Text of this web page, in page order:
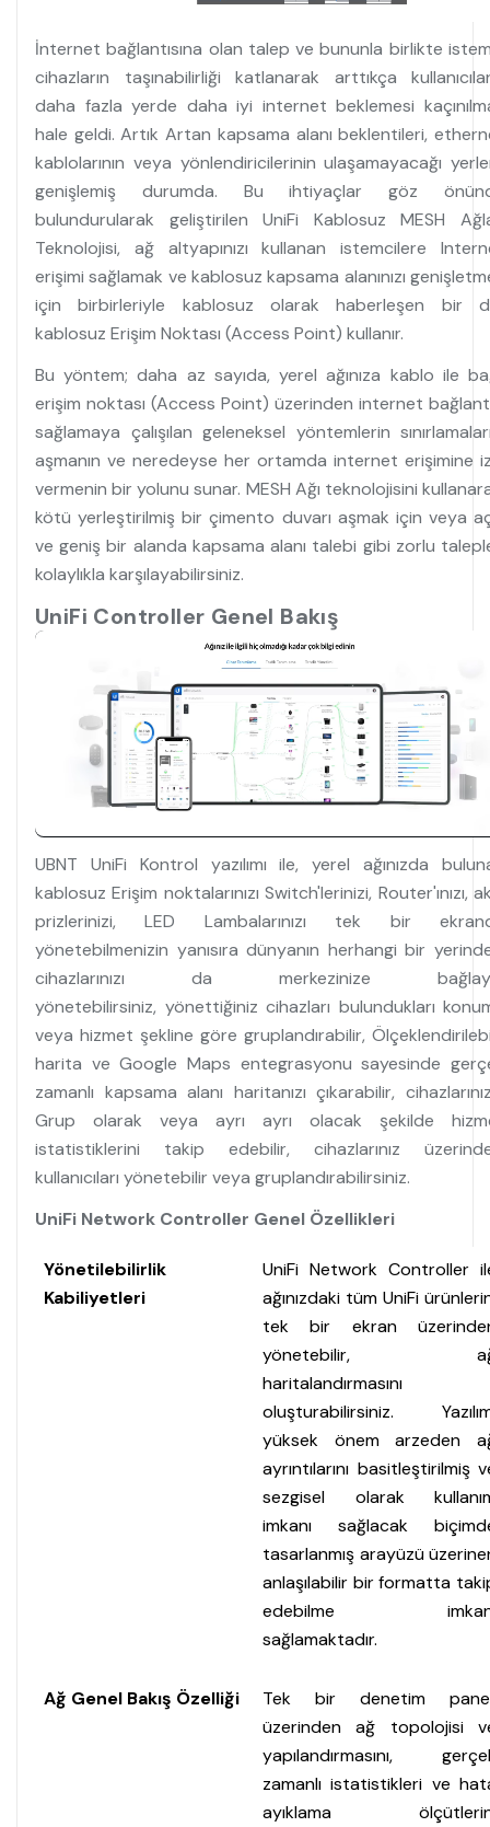
İnternet bağlantısına olan talep ve bununla birlikte
cihazların taşınabilirliği katlanarak arttıkça
daha fazla yerde daha iyi internet beklemesi
hale geldi. Artık Artan kapsama alanı beklentileri,
kablolarının veya yönlendiricilerinin ulaşamayacağı
genişlemiş durumda. Bu ihtiyaçlar göz
bulundurularak geliştirilen UniFi Kablosuz MESH
Teknolojisi, ağ altyapınızı kullanan istemcilere
erişimi sağlamak ve kablosuz kapsama alanınızı
için birbirleriyle kablosuz olarak haberleşen bir
kablosuz Erişim Noktası (Access Point) kullanır.
Bu yöntem; daha az sayıda, yerel ağınıza kablo ile
erişim noktası (Access Point) üzerinden internet
sağlamaya çalışılan geleneksel yöntemlerin
aşmanın ve neredeyse her ortamda internet erişimine
vermenin bir yolunu sunar. MESH Ağı teknolojisini
kötü yerleştirilmiş bir çimento duvarı aşmak için veya
ve geniş bir alanda kapsama alanı talebi gibi zorlu
kolaylıkla karşılayabilirsiniz.
UniFi Controller Genel Bakış
UBNT UniFi Kontrol yazılımı ile, yerel ağınızda
kablosuz Erişim noktalarınızı Switch'lerinizi, Router'ınızı,
prizlerinizi, LED Lambalarınızı tek bir
yönetebilmenizin yanısıra dünyanın herhangi bir
cihazlarınızı da merkezinize
yönetebilirsiniz, yönettiğiniz cihazları bulundukları
veya hizmet şekline göre gruplandırabilir,
harita ve Google Maps entegrasyonu sayesinde
zamanlı kapsama alanı haritanızı çıkarabilir,
Grup olarak veya ayrı ayrı olacak şekilde
istatistiklerini takip edebilir, cihazlarınız
kullanıcıları yönetebilir veya gruplandırabilirsiniz.
UniFi Network Controller Genel Özellikleri
Yönetilebilirlik
Kabiliyetleri
UniFi Network Controller
ağınızdaki tüm UniFi
tek bir ekran
yönetebilir,
haritalandırmasını
oluşturabilirsiniz.
yüksek önem arzeden
ayrıntılarını basitleştirilmiş
sezgisel olarak
imkanı sağlacak
tasarlanmış arayüzü
anlaşılabilir bir formatta
edebilme
sağlamaktadır.
Ağ Genel Bakış Özelliği
Tek bir denetim
üzerinden ağ topolojisi
yapılandırmasını,
zamanlı istatistikleri ve
ayıklama